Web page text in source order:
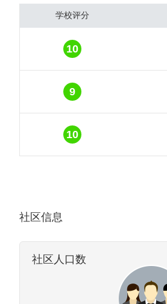
学校评分
10
9
10
社区信息
社区人口数